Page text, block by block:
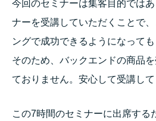
今回のセミナーは集客目的では
ナーを受講していただくことで
ングで成功できるようになっても
そのため、バックエンドの商品
ておりません。安心して受講して
この7時間のセミナーに出席する